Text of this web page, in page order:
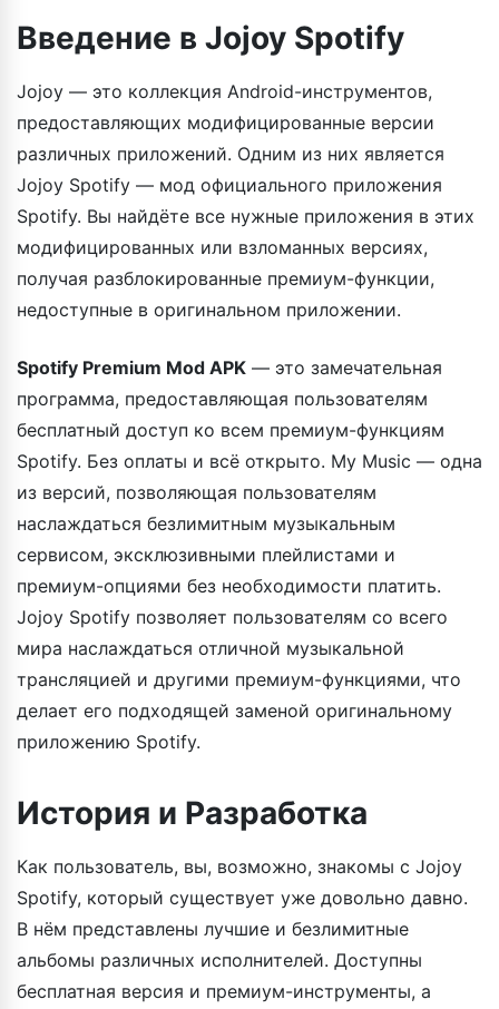
и многое другое.
Введение в Jojoy Spotify
Jojoy — это коллекция Android-инструментов,
предоставляющих модифицированные версии
различных приложений. Одним из них является
Jojoy Spotify — мод официального приложения
Spotify. Вы найдёте все нужные приложения в этих
модифицированных или взломанных версиях,
получая разблокированные премиум-функции,
недоступные в оригинальном приложении.
Spotify Premium Mod APK — это замечательная
программа, предоставляющая пользователям
бесплатный доступ ко всем премиум-функциям
Spotify. Без оплаты и всё открыто. My Music — одна
из версий, позволяющая пользователям
наслаждаться безлимитным музыкальным
сервисом, эксклюзивными плейлистами и
премиум-опциями без необходимости платить.
Jojoy Spotify позволяет пользователям со всего
мира наслаждаться отличной музыкальной
трансляцией и другими премиум-функциями, что
делает его подходящей заменой оригинальному
приложению Spotify.
История и Разработка
Как пользователь, вы, возможно, знакомы с Jojoy
Spotify, который существует уже довольно давно.
В нём представлены лучшие и безлимитные
альбомы различных исполнителей. Доступны
бесплатная версия и премиум-инструменты, а